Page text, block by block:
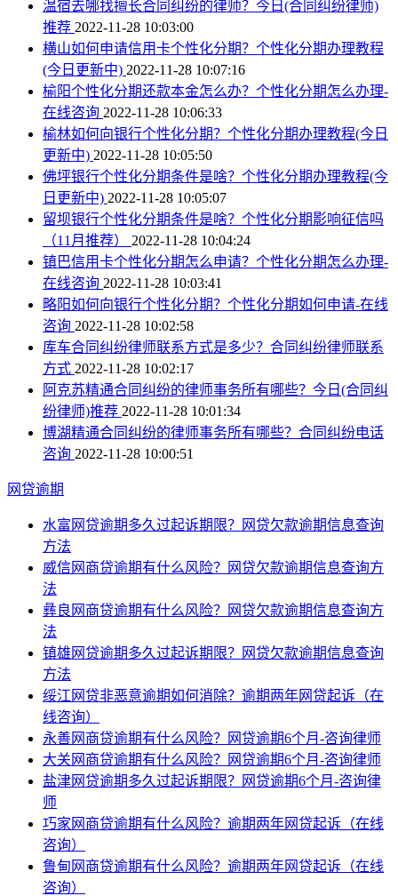
温宿去哪找擅长合同纠纷的律师？今日(合同纠纷律师)
推荐 2022-11-28 10:03:00
横山如何申请信用卡个性化分期？个性化分期办理教程
(今日更新中) 2022-11-28 10:07:16
榆阳个性化分期还款本金怎么办？个性化分期怎么办理-
在线咨询 2022-11-28 10:06:33
榆林如何向银行个性化分期？个性化分期办理教程(今日
更新中) 2022-11-28 10:05:50
佛坪银行个性化分期条件是啥？个性化分期办理教程(今
日更新中) 2022-11-28 10:05:07
留坝银行个性化分期条件是啥？个性化分期影响征信吗
（11月推荐） 2022-11-28 10:04:24
镇巴信用卡个性化分期怎么申请？个性化分期怎么办理-
在线咨询 2022-11-28 10:03:41
略阳如何向银行个性化分期？个性化分期如何申请-在线
咨询 2022-11-28 10:02:58
库车合同纠纷律师联系方式是多少？合同纠纷律师联系
方式 2022-11-28 10:02:17
阿克苏精通合同纠纷的律师事务所有哪些？今日(合同纠
纷律师)推荐 2022-11-28 10:01:34
博湖精通合同纠纷的律师事务所有哪些？合同纠纷电话
咨询 2022-11-28 10:00:51
网贷逾期
水富网贷逾期多久过起诉期限？网贷欠款逾期信息查询
方法
威信网商贷逾期有什么风险？网贷欠款逾期信息查询方
法
彝良网商贷逾期有什么风险？网贷欠款逾期信息查询方
法
镇雄网贷逾期多久过起诉期限？网贷欠款逾期信息查询
方法
绥江网贷非恶意逾期如何消除？逾期两年网贷起诉（在
线咨询）
永善网商贷逾期有什么风险？网贷逾期6个月-咨询律师
大关网商贷逾期有什么风险？网贷逾期6个月-咨询律师
盐津网贷逾期多久过起诉期限？网贷逾期6个月-咨询律
师
巧家网商贷逾期有什么风险？逾期两年网贷起诉（在线
咨询）
鲁甸网商贷逾期有什么风险？逾期两年网贷起诉（在线
咨询）